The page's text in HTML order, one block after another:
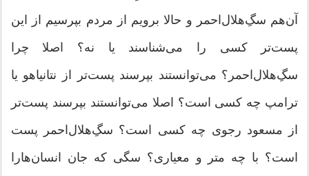
آن‌هم سگِ‌هلال‌احمر و حالا برویم از مردم بپرسیم از این
پست‌تر کسی را می‌شناسند یا نه؟ اصلا چرا
سگِ‌هلال‌احمر؟ می‌توانستند بپرسند پست‌تر از نتانیاهو یا
ترامپ چه کسی است؟ اصلا می‌توانستند بپرسند پست‌تر
از مسعود رجوی چه کسی است؟ سگِ‌هلال‌احمر پست
است؟ با چه متر و معیاری؟ سگی که جان انسان‌هارا